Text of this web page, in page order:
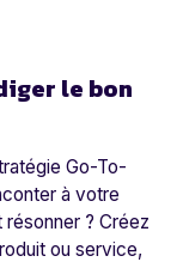
le bon
Go-To-
à votre
? Créez
ou service,